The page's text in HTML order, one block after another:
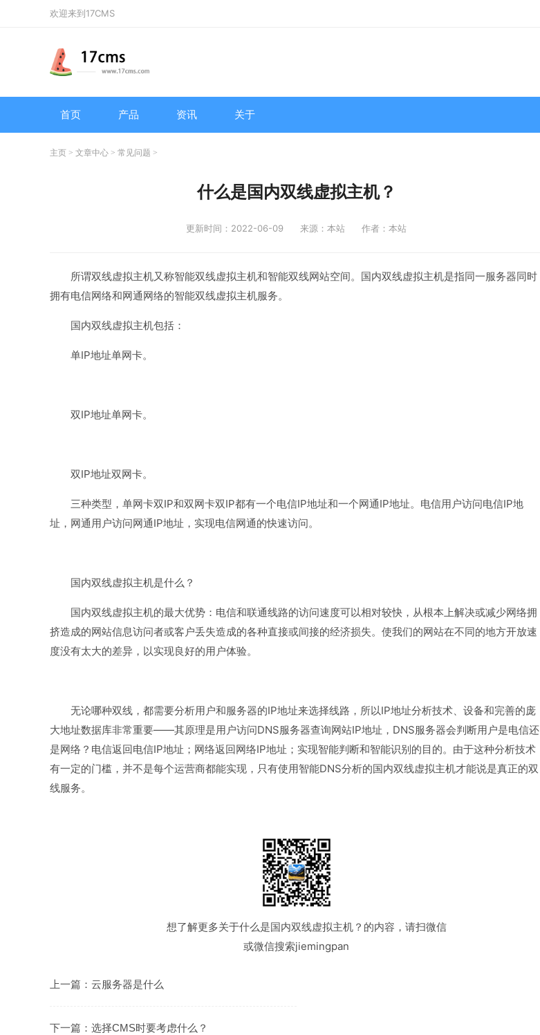
欢迎来到17CMS
首页 产品 资讯 关于
主页 > 文章中心 > 常见问题 >
什么是国内双线虚拟主机？
更新时间：2022-06-09 来源：本站 作者：本站
所谓双线虚拟主机又称智能双线虚拟主机和智能双线网站空间。国内双线虚拟主机是指同一服务器同时
拥有电信网络和网通网络的智能双线虚拟主机服务。
国内双线虚拟主机包括：
单IP地址单网卡。
双IP地址单网卡。
双IP地址双网卡。
三种类型，单网卡双IP和双网卡双IP都有一个电信IP地址和一个网通IP地址。电信用户访问电信IP地
址，网通用户访问网通IP地址，实现电信网通的快速访问。
国内双线虚拟主机是什么？
国内双线虚拟主机的最大优势：电信和联通线路的访问速度可以相对较快，从根本上解决或减少网络拥
挤造成的网站信息访问者或客户丢失造成的各种直接或间接的经济损失。使我们的网站在不同的地方开放速
度没有太大的差异，以实现良好的用户体验。
无论哪种双线，都需要分析用户和服务器的IP地址来选择线路，所以IP地址分析技术、设备和完善的庞
大地址数据库非常重要——其原理是用户访问DNS服务器查询网站IP地址，DNS服务器会判断用户是电信还
是网络？电信返回电信IP地址；网络返回网络IP地址；实现智能判断和智能识别的目的。由于这种分析技术
有一定的门槛，并不是每个运营商都能实现，只有使用智能DNS分析的国内双线虚拟主机才能说是真正的双
线服务。
想了解更多关于什么是国内双线虚拟主机？的内容，请扫微信
或微信搜索jiemingpan
上一篇： 云服务器是什么
下一篇： 选择CMS时要考虑什么？